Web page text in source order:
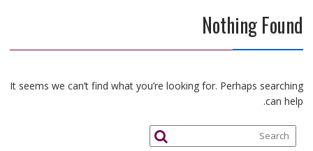
Nothing Found
It seems we can’t find what you’re looking for. Perhaps searching
can help.